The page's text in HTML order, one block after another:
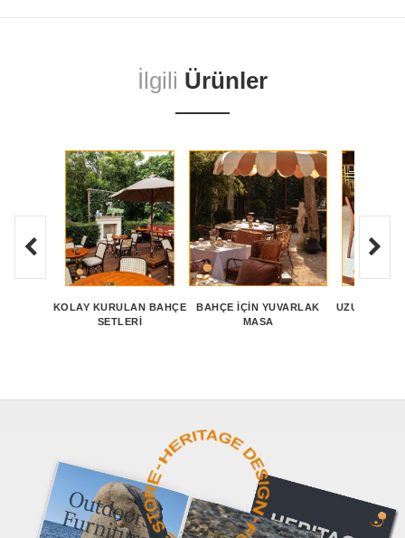
İlgili Ürünler
KOLAY KURULAN BAHÇE
SETLERI
BAHÇE İÇIN YUVARLAK
MASA
UZUN